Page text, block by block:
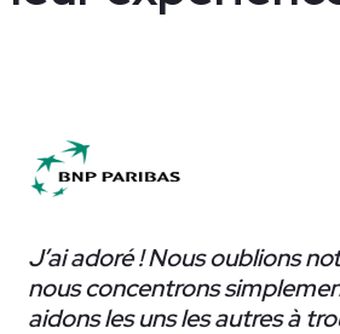
J’ai adoré ! Nous oublions
nous concentrons
aidons les uns les autres à